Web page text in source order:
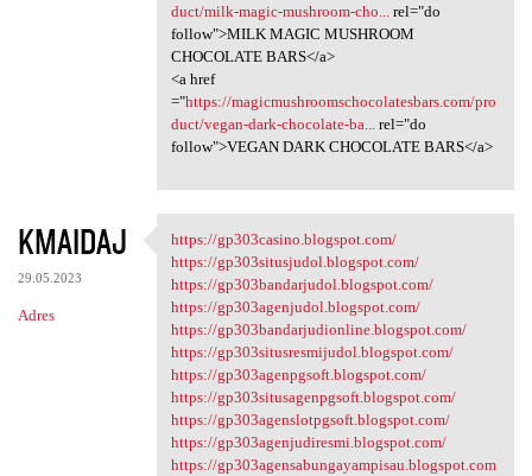
duct/milk-magic-mushroom-cho...
rel="do
follow">MILK MAGIC MUSHROOM
CHOCOLATE BARS</a>
<a href
="https://magicmushroomschocolatesbars.com/pro
duct/vegan-dark-chocolate-ba...
rel="do
follow">VEGAN DARK CHOCOLATE BARS</a>
KMAIDAJ
29.05.2023
Adres
https://gp303casino.blogspot
https://gp303casino.blogspot.com/
https://gp303situsjudol.blogspot.com/
https://gp303bandarjudol.blogspot.com/
https://gp303agenjudol.blogspot.com/
https://gp303bandarjudionline.blogspot.com/
https://gp303situsresmijudol.blogspot.com/
https://gp303agenpgsoft.blogspot.com/
https://gp303situsagenpgsoft.blogspot.com/
https://gp303agenslotpgsoft.blogspot.com/
https://gp303agenjudiresmi.blogspot.com/
https://gp303agensabungayampisau.blogspot.com